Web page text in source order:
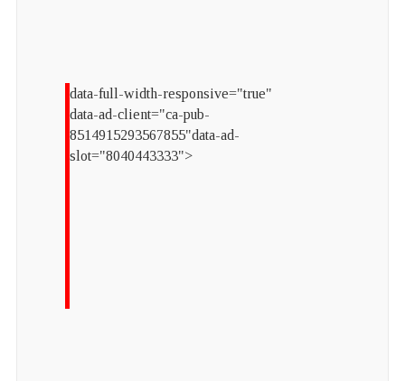
data-full-width-responsive="true"
data-ad-client="ca-pub-
8514915293567855"data-ad-
slot="8040443333">